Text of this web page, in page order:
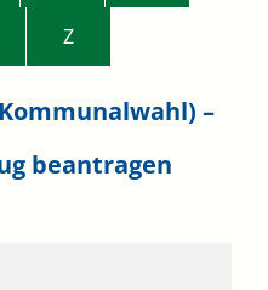
Z
–
beantragen